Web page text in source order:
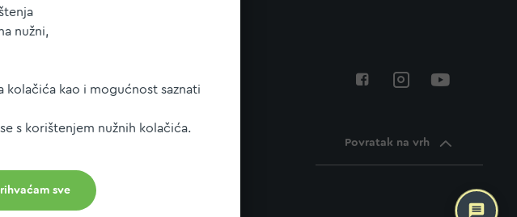
nužni,
kao i mogućnost saznati
s korištenjem nužnih kolačića.
sve
Povratak na vrh